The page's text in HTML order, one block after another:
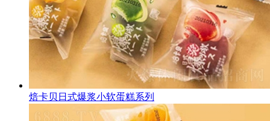
焙卡贝日式爆浆小软蛋糕系列